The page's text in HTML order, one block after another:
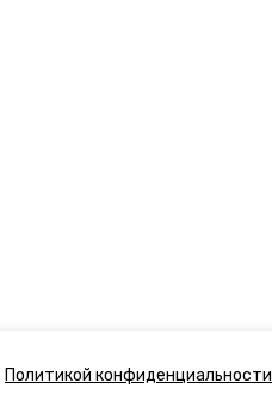
Политикой конфиденциальности